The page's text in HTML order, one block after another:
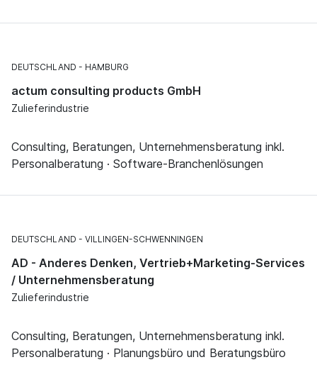
DEUTSCHLAND HAMBURG
actum consulting products GmbH
Zulieferindustrie
Consulting, Beratungen, Unternehmensberatung inkl.
Personalberatung · Software-Branchenlösungen
DEUTSCHLAND VILLINGEN-SCHWENNINGEN
AD - Anderes Denken, Vertrieb+Marketing-Services
/ Unternehmensberatung
Zulieferindustrie
Consulting, Beratungen, Unternehmensberatung inkl.
Personalberatung · Planungsbüro und Beratungsbüro